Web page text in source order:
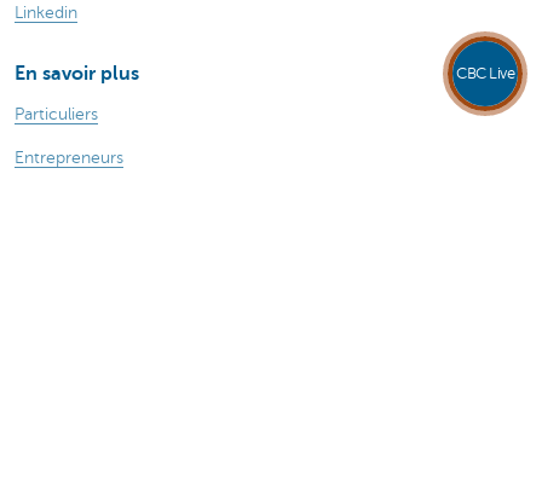
Linkedin
En savoir plus
Particuliers
Entrepreneurs
CBC Live